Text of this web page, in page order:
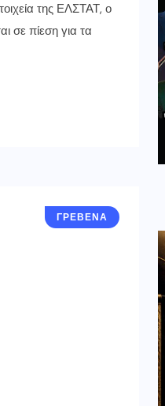
της ΕΛΣΤΑΤ, ο
σε πίεση για τα
ΓΡΕΒΕΝΑ